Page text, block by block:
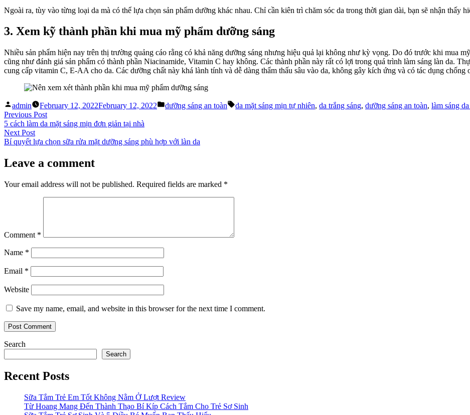
Ngoài ra, tùy vào từng loại da mà có thể lựa chọn sản phẩm dưỡng khác nhau. Chỉ cần kiên trì chăm sóc da trong thời gian dài, bạn sẽ nhận thấy
3. Xem kỹ thành phần khi mua mỹ phẩm dưỡng sáng
Nhiều sản phẩm hiện nay trên thị trường quảng cáo rằng có khả năng dưỡng sáng nhưng hiệu quả lại không như kỳ vọng. Do đó trước khi mua
cũng như đánh giá sản phẩm có thành phần Niacinamide, Vitamin C hay không. Các thành phần này rất có lợi trong quá trình làm sáng làn da.
cung cấp vitamin C, E-AA cho da. Các dưỡng chất này khá lành tính và dễ dàng thẩm thấu sâu vào da, không gây kích ứng và có tác dụng chống
Posted
by
admin February 12, 2022February 12, 2022
Posted
dưỡng sáng an toàn Tags:
da mặt sáng mịn tự nhiên, da trắng sáng, dưỡng sáng an toàn, làm sáng
Post
navigation
Previous PostPrevious
post:
5 cách làm da mặt sáng mịn đơn giản tại nhà
Next PostNext
post:
Bí quyết lựa chọn sữa rửa mặt dưỡng sáng phù hợp với làn da
Leave a comment
Your email address will not be published. Required fields are marked *
Comment *
Name *
Email *
Website
Save my name, email, and website in this browser for the next time I comment.
Search
Search
Recent Posts
Sữa Tắm Trẻ Em Tốt Không Nằm Ở Lượt Review
Từ Hoang Mang Đến Thành Thạo Bí Kíp Cách Tắm Cho Trẻ Sơ Sinh